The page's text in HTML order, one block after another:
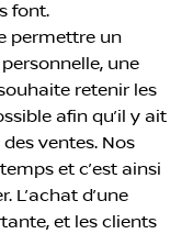
font.
permettre un
une
retenir les
afin qu’il y ait
ventes. Nos
et c’est ainsi
L’achat d’une
et les clients